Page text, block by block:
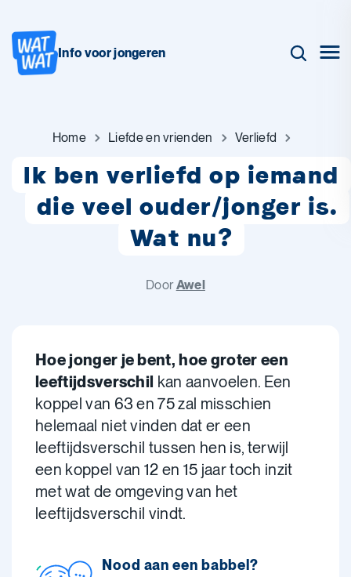
Info voor jongeren
Home Liefde en vrienden Verliefd
Ik ben verliefd op iemand
die veel ouder/jonger is.
Wat nu?
DoorAwel
Hoe jonger je bent, hoe groter een
leeftijdsverschil kan aanvoelen. Een
koppel van 63 en 75 zal misschien
helemaal niet vinden dat er een
leeftijdsverschil tussen hen is, terwijl
een koppel van 12 en 15 jaar toch inzit
met wat de omgeving van het
leeftijdsverschil vindt.
Nood aan een babbel?